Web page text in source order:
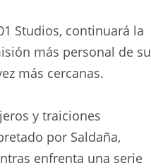
Studios, continuará la
más personal de su
más cercanas.
y traiciones
por Saldaña,
enfrenta una serie